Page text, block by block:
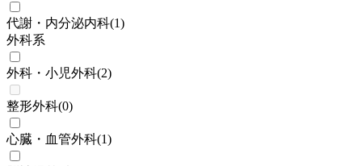
代謝・内分泌内科(1)
外科系
外科・小児外科(2)
整形外科(0)
心臓・血管外科(1)